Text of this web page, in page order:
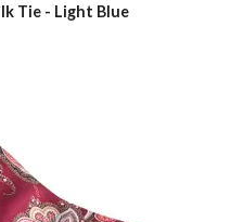
Tie - Light Blue